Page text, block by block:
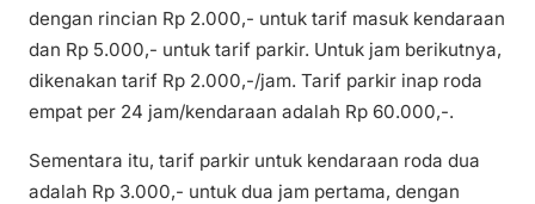
dengan rincian Rp 2.000,- untuk tarif masuk kendaraan
dan Rp 5.000,- untuk tarif parkir. Untuk jam berikutnya,
dikenakan tarif Rp 2.000,-/jam. Tarif parkir inap roda
empat per 24 jam/kendaraan adalah Rp 60.000,-.
Sementara itu, tarif parkir untuk kendaraan roda dua
adalah Rp 3.000,- untuk dua jam pertama, dengan